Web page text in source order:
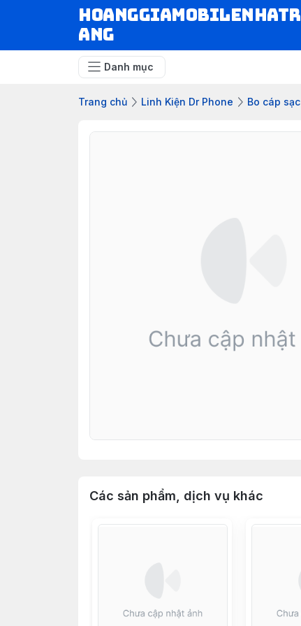
hoanggiamobilenhatr
ang
Danh mục
Trang chủ Linh Kiện Dr Phone Bo cáp sạc
Các sản phẩm, dịch vụ khác